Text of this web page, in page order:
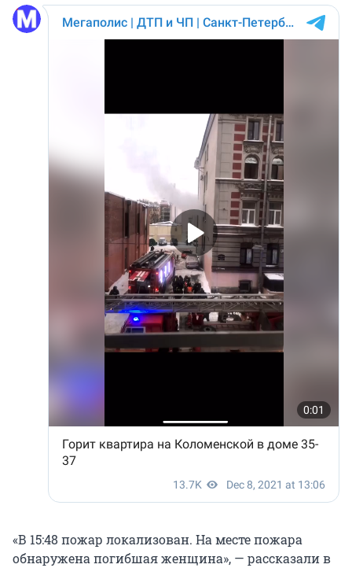
«В 15:48 пожар локализован. На месте пожара
обнаружена погибшая женщина», — рассказали в